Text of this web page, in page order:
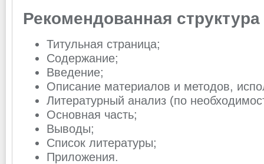
Рекомендованная
Титульная страница;
Содержание;
Введение;
Описание материалов и методов,
Литературный анализ (по
Основная часть;
Выводы;
Список литературы;
Приложения.